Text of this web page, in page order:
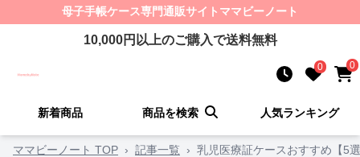
母子手帳ケース専門通販サイト ママビーノート
10,000円以上のご購入で送料無料
0 0
新着商品 商品を検索 人気ランキング
ママビーノート TOP › 記事一覧 › 乳児医療証ケースおすすめ【5